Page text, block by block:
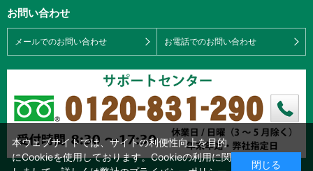
お問い合わせ
メールでのお問い合わせ お電話でのお問い合わせ
本ウェブサイトでは、サイトの利便性向上を目的
にCookieを使用しております。Cookieの利用に関
閉じる